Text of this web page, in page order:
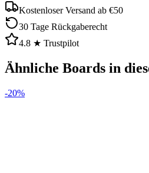
Kostenloser Versand ab €50
30 Tage Rückgaberecht
4.8 ★ Trustpilot
Ähnliche Boards in
-20%